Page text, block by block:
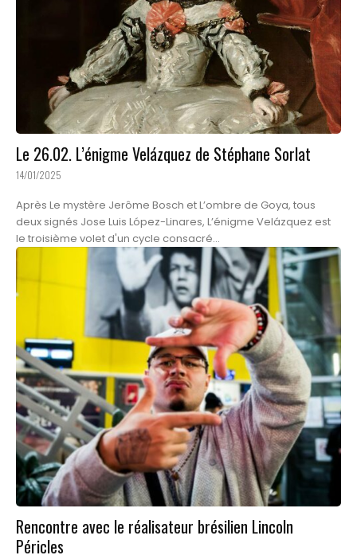
Le 26.02. L’énigme Velázquez de Stéphane Sorlat
14/01/2025
Après Le mystère Jerôme Bosch et L’ombre de Goya, tous
deux signés Jose Luis López-Linares, L’énigme Velázquez est
le troisième volet d'un cycle consacré...
Rencontre avec le réalisateur brésilien Lincoln
Péricles